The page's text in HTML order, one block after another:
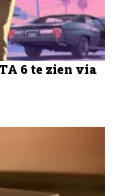
6 te zien via